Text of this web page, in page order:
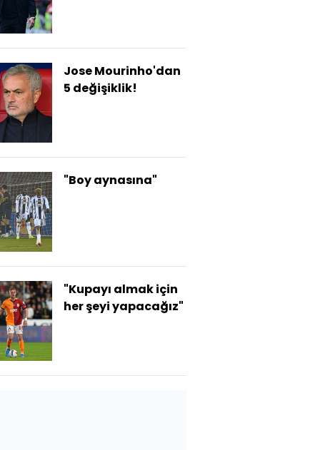
Jose Mourinho'dan
5 değişiklik!
"Boy aynasına"
"Kupayı almak için
her şeyi yapacağız"